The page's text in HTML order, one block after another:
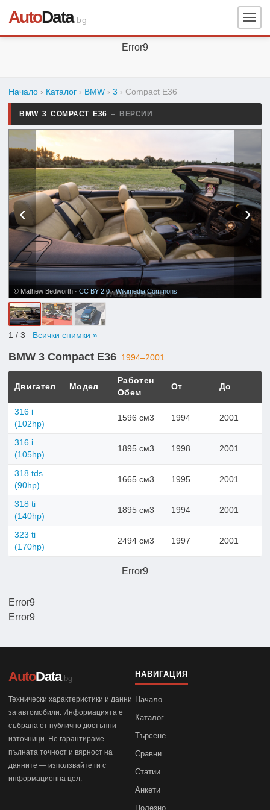
AutoData.bg
Error9
Error9
Начало › Каталог › BMW › 3 › Compact E36
BMW 3 COMPACT E36 – ВЕРСИИ
‹ ›
© Mathew Bedworth · CC BY 2.0·Wikimedia Commons
1 / 3 Всички снимки »
BMW 3 Compact E36 1994–2001
Двигател Модел
Работен
Обем
От До
316 i
(102hp)
1596 см3 1994 2001
316 i
(105hp)
1895 см3 1998 2001
318 tds
(90hp)
1665 см3 1995 2001
318 ti
(140hp)
1895 см3 1994 2001
323 ti
(170hp)
2494 см3 1997 2001
Error9
Error9
AutoData.bg
Технически характеристики и данни
за автомобили. Информацията е
събрана от публично достъпни
източници. Не гарантираме
пълната точност и вярност на
данните — използвайте ги с
информационна цел.
НАВИГАЦИЯ
Начало
Каталог
Търсене
Сравни
Статии
Анкети
Полезно